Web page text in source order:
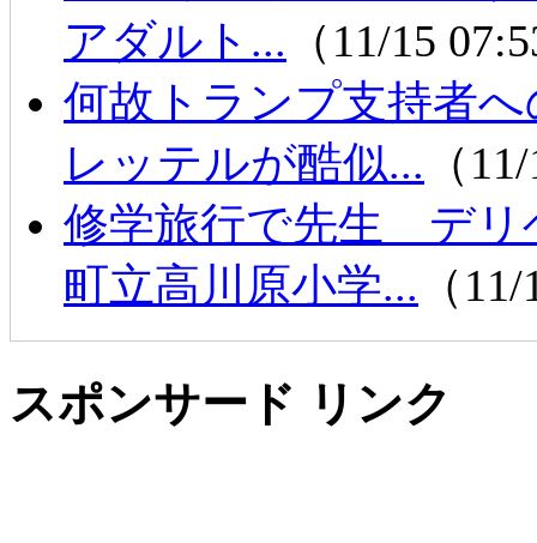
アダルト... （11/15
何故トランプ支持者
レッテルが酷似... （
修学旅行で先生 デ
町立高川原小学... （
スポンサード リンク